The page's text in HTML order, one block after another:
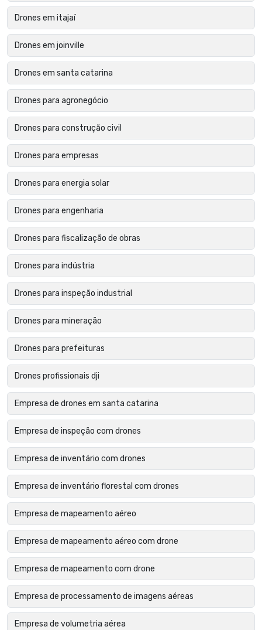
Drones em itajaí
Drones em joinville
Drones em santa catarina
Drones para agronegócio
Drones para construção civil
Drones para empresas
Drones para energia solar
Drones para engenharia
Drones para fiscalização de obras
Drones para indústria
Drones para inspeção industrial
Drones para mineração
Drones para prefeituras
Drones profissionais dji
Empresa de drones em santa catarina
Empresa de inspeção com drones
Empresa de inventário com drones
Empresa de inventário florestal com drones
Empresa de mapeamento aéreo
Empresa de mapeamento aéreo com drone
Empresa de mapeamento com drone
Empresa de processamento de imagens aéreas
Empresa de volumetria aérea